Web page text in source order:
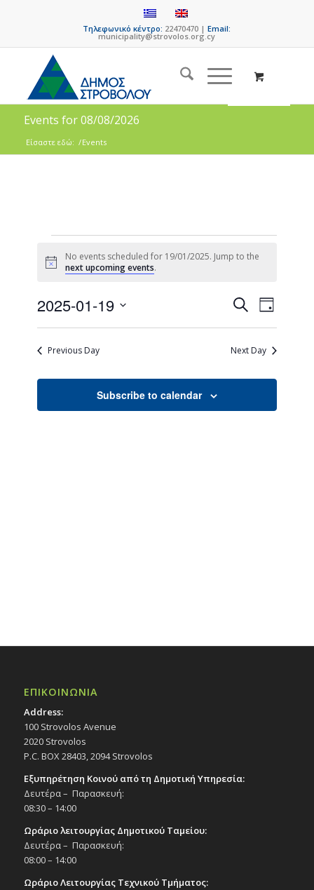
Τηλεφωνικό κέντρο: 22470470 |Email:
municipality@strovolos.org.cy
Events for 08/08/2026
Είσαστε εδώ: /Events
Notice
No events scheduled for 19/01/2025. Jump to the
next upcoming events.
Events
Search
and
SearchEvent
Views
Day
2025-01-19
Previous Day
Next Day
Subscribe to calendar
ΕΠΙΚΟΙΝΩΝΙΑ
Address:
100 Strovolos Avenue
2020 Strovolos
P.C. BOX 28403, 2094 Strovolos
Εξυπηρέτηση Κοινού από τη Δημοτική Υπηρεσία:
Δευτέρα – Παρασκευή:
08:30 – 14:00
Ωράριο λειτουργίας Δημοτικού Ταμείου:
Δευτέρα – Παρασκευή:
08:00 – 14:00
Ωράριο Λειτουργίας Τεχνικού Τμήματος: